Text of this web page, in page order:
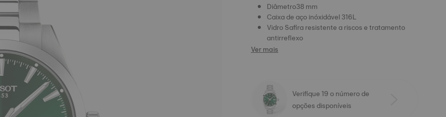
Diâmetro38 mm
Caixa de aço inóxidável 316L
Vidro Safira resistente a riscos e tratamento
antirreflexo
Ver mais
Verifique 19 o número de
opções disponíveis